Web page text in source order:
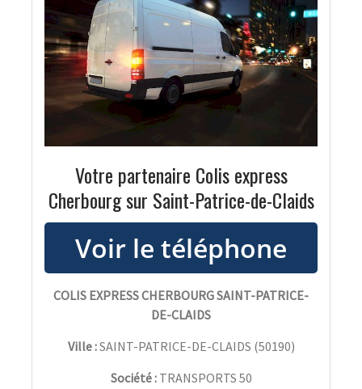
Votre partenaire Colis express
Cherbourg sur Saint-Patrice-de-Claids
COLIS EXPRESS CHERBOURG SAINT-PATRICE-
DE-CLAIDS
Ville :SAINT-PATRICE-DE-CLAIDS (50190)
Société : TRANSPORTS 50